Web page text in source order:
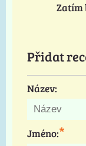
Zatím
Přidat
Název:
Jméno:*